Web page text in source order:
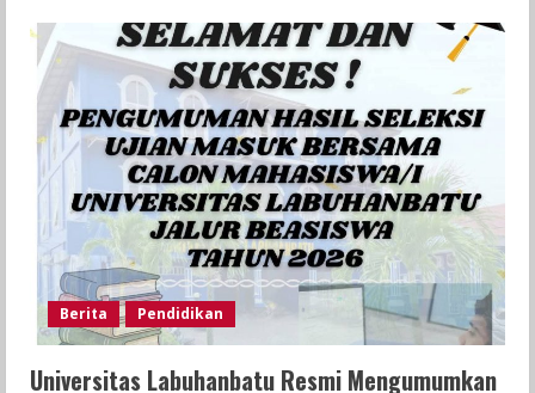
Berita Pendidikan
Universitas Labuhanbatu Resmi Mengumumkan